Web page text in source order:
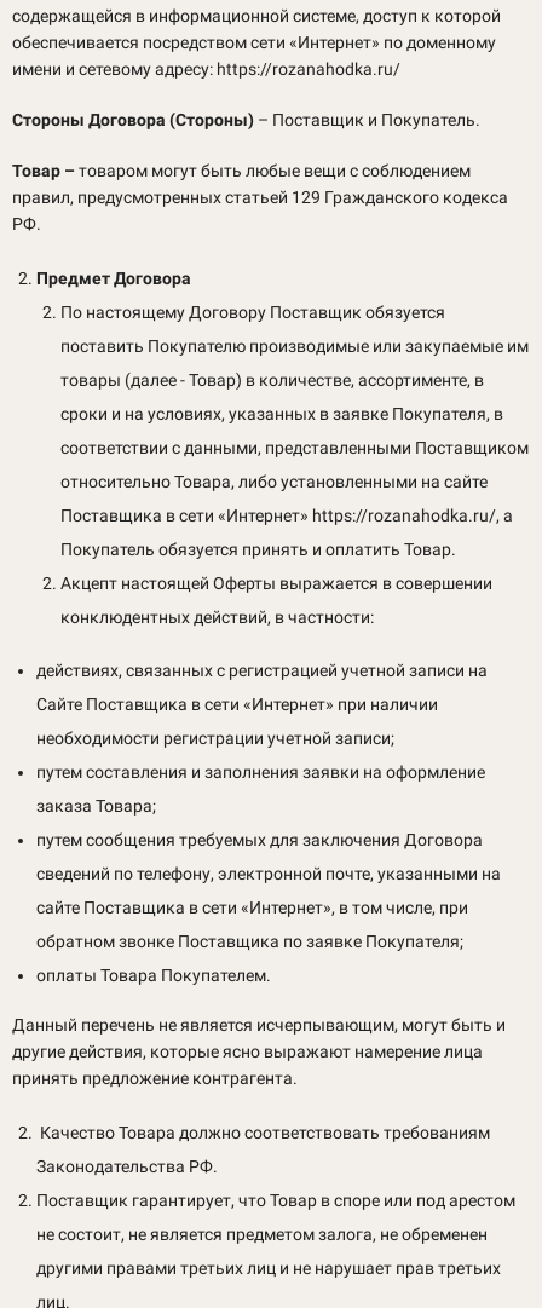
содержащейся в информационной системе, доступ к которой
обеспечивается посредством сети «Интернет» по доменному
имени и сетевому адресу: https://rozanahodka.ru/
Стороны Договора (Стороны) – Поставщик и Покупатель.
Товар – товаром могут быть любые вещи с соблюдением
правил, предусмотренных статьей 129 Гражданского кодекса
РФ.
Предмет Договора
По настоящему Договору Поставщик обязуется
поставить Покупателю производимые или закупаемые им
товары (далее - Товар) в количестве, ассортименте, в
сроки и на условиях, указанных в заявке Покупателя, в
соответствии с данными, представленными Поставщиком
относительно Товара, либо установленными на сайте
Поставщика в сети «Интернет» https://rozanahodka.ru/, а
Покупатель обязуется принять и оплатить Товар.
Акцепт настоящей Оферты выражается в совершении
конклюдентных действий, в частности:
действиях, связанных с регистрацией учетной записи на
Сайте Поставщика в сети «Интернет» при наличии
необходимости регистрации учетной записи;
путем составления и заполнения заявки на оформление
заказа Товара;
путем сообщения требуемых для заключения Договора
сведений по телефону, электронной почте, указанными на
сайте Поставщика в сети «Интернет», в том числе, при
обратном звонке Поставщика по заявке Покупателя;
оплаты Товара Покупателем.
Данный перечень не является исчерпывающим, могут быть и
другие действия, которые ясно выражают намерение лица
принять предложение контрагента.
Качество Товара должно соответствовать требованиям
Законодательства РФ.
Поставщик гарантирует, что Товар в споре или под арестом
не состоит, не является предметом залога, не обременен
другими правами третьих лиц и не нарушает прав третьих
лиц.